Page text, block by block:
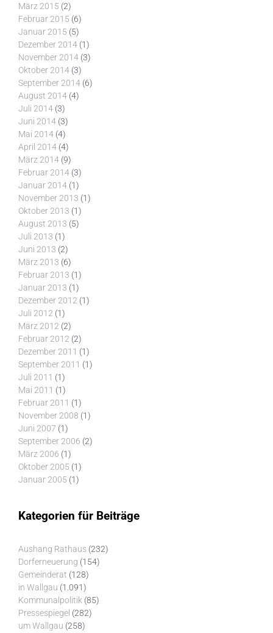
März 2015 (2)
Februar 2015 (6)
Januar 2015 (5)
Dezember 2014 (1)
November 2014 (3)
Oktober 2014 (3)
September 2014 (6)
August 2014 (4)
Juli 2014 (3)
Juni 2014 (3)
Mai 2014 (4)
April 2014 (4)
März 2014 (9)
Februar 2014 (3)
Januar 2014 (1)
November 2013 (1)
Oktober 2013 (1)
August 2013 (5)
Juli 2013 (1)
Juni 2013 (2)
März 2013 (6)
Februar 2013 (1)
Januar 2013 (1)
Dezember 2012 (1)
Juli 2012 (1)
März 2012 (2)
Februar 2012 (2)
Dezember 2011 (1)
September 2011 (1)
Juli 2011 (1)
Mai 2011 (1)
Februar 2011 (1)
November 2008 (1)
Juni 2007 (1)
September 2006 (2)
März 2006 (1)
Oktober 2005 (1)
Januar 2005 (1)
Kategorien für Beiträge
Aushang Rathaus (232)
Dorferneuerung (154)
Gemeinderat (128)
in Wallgau (1.091)
Kommunalpolitik (85)
Pressespiegel (282)
um Wallgau (258)